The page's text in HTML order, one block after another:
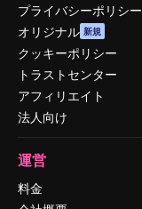
プライバシーポリシー
オリジナル 新規
クッキーポリシー
トラストセンター
アフィリエイト
法人向け
運営
料金